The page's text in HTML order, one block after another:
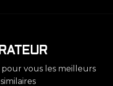
vous les meilleurs